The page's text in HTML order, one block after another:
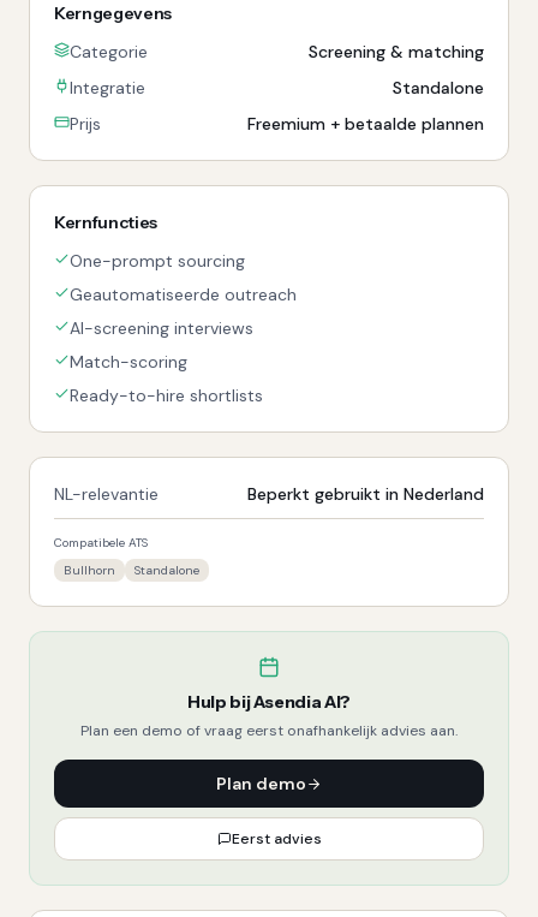
Kerngegevens
Categorie
Screening & matching
Integratie
Standalone
Prijs
Freemium + betaalde plannen
Kernfuncties
One-prompt sourcing
Geautomatiseerde outreach
AI-screening interviews
Match-scoring
Ready-to-hire shortlists
NL-relevantie Beperkt gebruikt in Nederland
Compatibele ATS
Bullhorn
Standalone
Hulp bijAsendia AI?
Plan een demo of vraag eerst onafhankelijk advies aan.
Plan demo
Eerst advies